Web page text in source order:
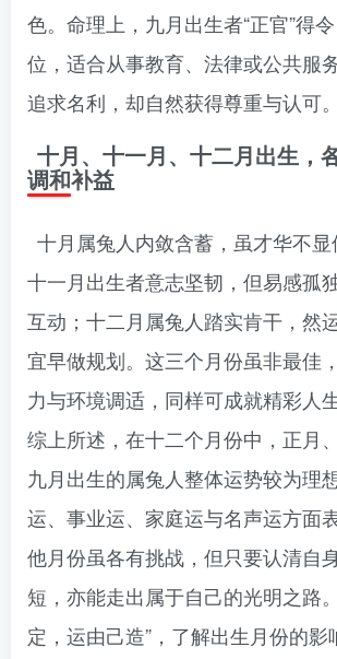
色。命理上，九月出生者“正官”得
位，适合从事教育、法律或公共服
追求名利，却自然获得尊重与认可。
十月、十一月、十二月出生，
调和补益
十月属兔人内敛含蓄，虽才华不显
十一月出生者意志坚韧，但易感孤
互动；十二月属兔人踏实肯干，然
宜早做规划。这三个月份虽非最佳
力与环境调适，同样可成就精彩人生
综上所述，在十二个月份中，正月
九月出生的属兔人整体运势较为理
运、事业运、家庭运与名声运方面
他月份虽各有挑战，但只要认清自
短，亦能走出属于自己的光明之路
定，运由己造”，了解出生月份的影